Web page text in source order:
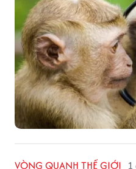
VÒNG QUANH THẾ GIỚI